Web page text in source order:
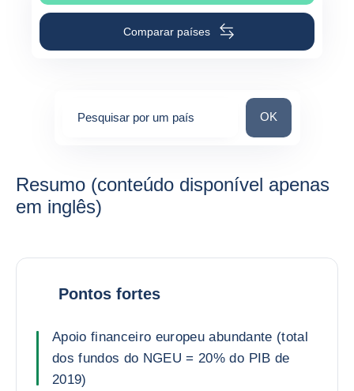
Comparar países
Pesquisar por um país Pesquisar por um
OK
Resumo (conteúdo disponível apenas
em inglês)
Pontos fortes
Apoio financeiro europeu abundante (total
dos fundos do NGEU = 20% do PIB de
2019)